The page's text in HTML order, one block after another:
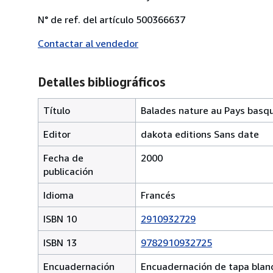
N° de ref. del artículo 500366637
Contactar al vendedor
Detalles bibliográficos
Título
Balades nature au Pays
Editor
dakota editions Sans date
Fecha de
publicación
2000
Idioma
Francés
ISBN 10
2910932729
ISBN 13
9782910932725
Encuadernación
Encuadernación de tapa